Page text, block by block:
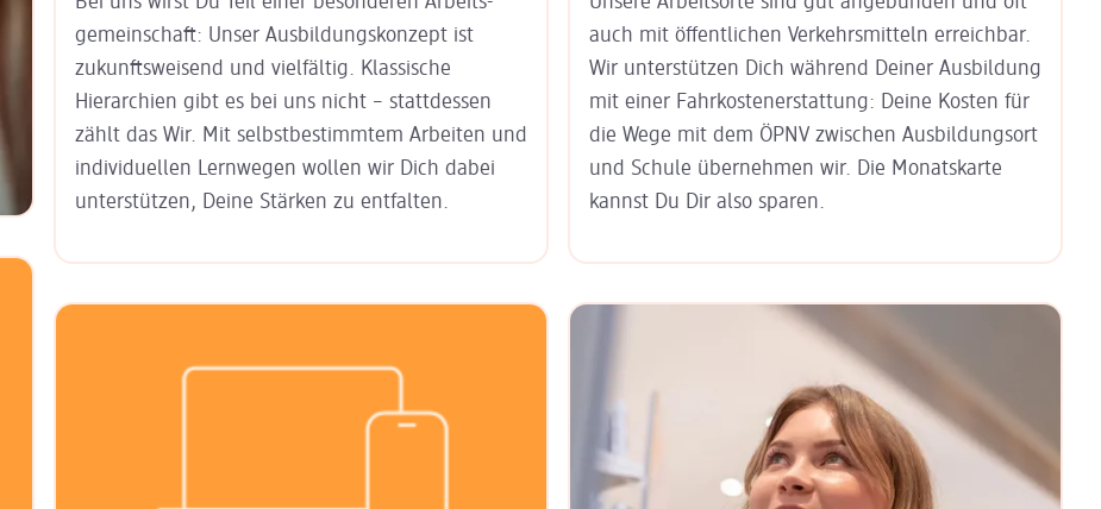
gemein­schaft: Unser Aus­bildungs­konzept ist
zukunfts­weisend und vielfältig. Klas­sische
Hierarchien gibt es bei uns nicht – statt­dessen
zählt das Wir. Mit selbst­bestim­mtem Arbeiten und
indi­viduel­len Lern­wegen wollen wir Dich dabei
unter­stützen, Deine Stärken zu entfalten.
auch mit öffent­lichen Verkehrs­mitteln erreichbar.
Wir unterstützen Dich während Deiner Aus­bildung
mit einer Fahr­kosten­erstat­tung: Deine Kosten für
die Wege mit dem ÖPNV zwischen Ausbildungs­ort
und Schule übernehmen wir. Die Monats­karte
kannst Du Dir also sparen.